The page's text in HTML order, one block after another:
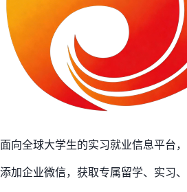
面向全球大学生的实习就业信息平台
添加企业微信，获取专属留学、实习